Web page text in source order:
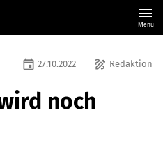
menu
Menü
draw Redaktion
event 27.10.2022
noch